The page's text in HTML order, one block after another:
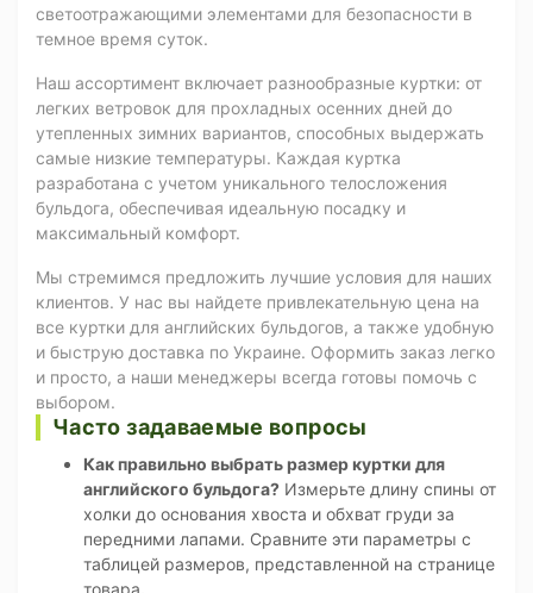
светоотражающими элементами для безопасности в
темное время суток.
Наш ассортимент включает разнообразные куртки: от
легких ветровок для прохладных осенних дней до
утепленных зимних вариантов, способных выдержать
самые низкие температуры. Каждая куртка
разработана с учетом уникального телосложения
бульдога, обеспечивая идеальную посадку и
максимальный комфорт.
Мы стремимся предложить лучшие условия для наших
клиентов. У нас вы найдете привлекательную цена на
все куртки для английских бульдогов, а также удобную
и быструю доставка по Украине. Оформить заказ легко
и просто, а наши менеджеры всегда готовы помочь с
выбором.
Часто задаваемые вопросы
Как правильно выбрать размер куртки для
английского бульдога? Измерьте длину спины от
холки до основания хвоста и обхват груди за
передними лапами. Сравните эти параметры с
таблицей размеров, представленной на странице
товара.